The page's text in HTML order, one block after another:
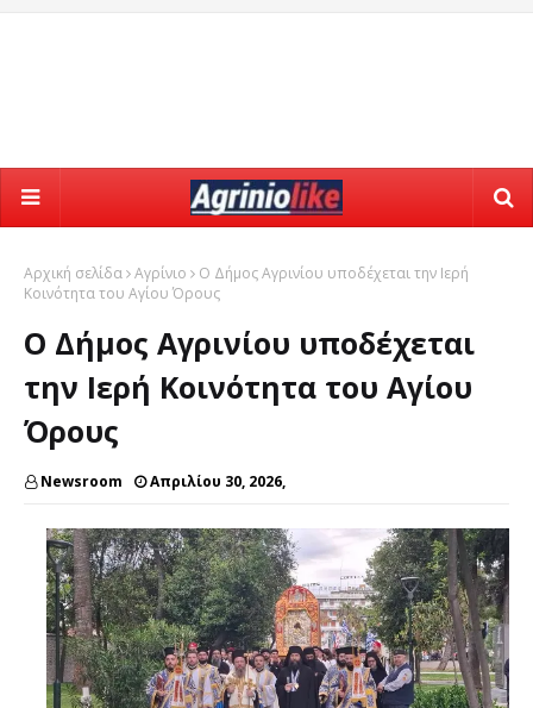
Αρχική σελίδα Αγρίνιο
Ο Δήμος Αγρινίου υποδέχεται την Ιερή
Κοινότητα του Αγίου Όρους
Ο Δήμος Αγρινίου υποδέχεται
την Ιερή Κοινότητα του Αγίου
Όρους
Newsroom Απριλίου 30, 2026,